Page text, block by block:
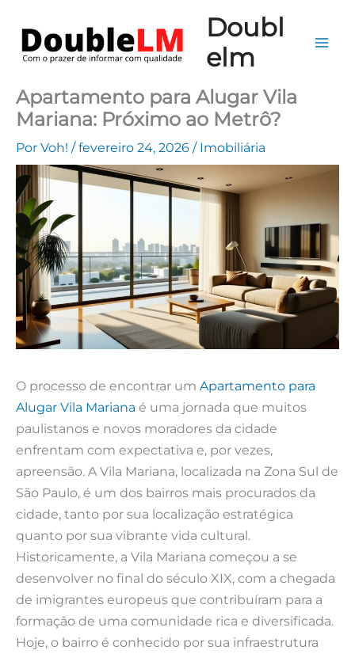
para
Doubl
elm
Apartamento para Alugar Vila
Mariana: Próximo ao Metrô?
Por Voh! /fevereiro 24, 2026 / Imobiliária
O processo de encontrar um Apartamento para
Alugar Vila Mariana é uma jornada que muitos
paulistanos e novos moradores da cidade
enfrentam com expectativa e, por vezes,
apreensão. A Vila Mariana, localizada na Zona Sul de
São Paulo, é um dos bairros mais procurados da
cidade, tanto por sua localização estratégica
quanto por sua vibrante vida cultural.
Historicamente, a Vila Mariana começou a se
desenvolver no final do século XIX, com a chegada
de imigrantes europeus que contribuíram para a
formação de uma comunidade rica e diversificada.
Hoje, o bairro é conhecido por sua infraestrutura